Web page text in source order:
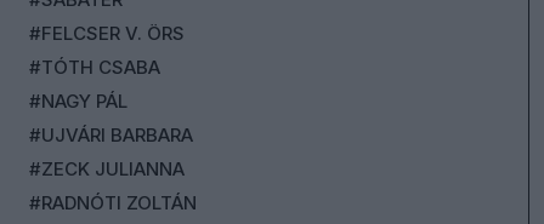
#FELCSER V. ÖRS
#TÓTH CSABA
#NAGY PÁL
#UJVÁRI BARBARA
#ZECK JULIANNA
#RADNÓTI ZOLTÁN